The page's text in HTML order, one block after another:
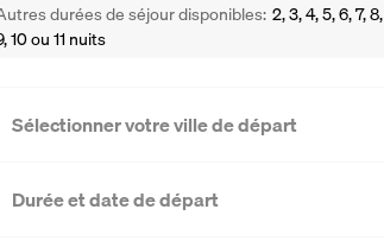
durées de séjour disponibles 2, 3, 4, 5, 6, 7, 8,
10 ou 11 nuits
Sélectionner votre ville de départ
Durée et date de départ